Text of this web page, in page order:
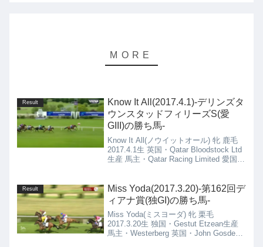
Result
Know It All(2017.4.1)-デリンズタ
ウンスタッドフィリーズS(愛
GIII)の勝ち馬-
Know It All(ノウイットオール) 牝 鹿毛
2017.4.1生 英国・Qatar Bloodstock Ltd
生産 馬主・Qatar Racing Limited 愛国・
Result
Miss Yoda(2017.3.20)-第162回デ
ィアナ賞(独GI)の勝ち馬-
Miss Yoda(ミスヨーダ) 牝 栗毛
2017.3.20生 独国・Gestut Etzean生産
馬主・Westerberg 英国・John Gosden